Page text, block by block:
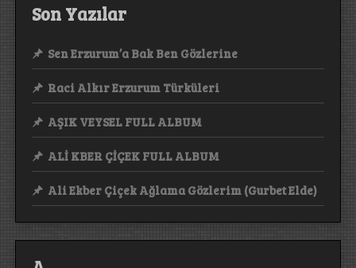
Son Yazılar
Sen Erzurum’a Bak Ben Gözlerine
Raci Alkır Erzurum Türküleri
AŞIK VEYSEL FULL ALBUM
ALİ KBER ÇİÇEK FULL ALBUM
Ali Ekber Çiçek Ağlama Gözlerim (Gurbet Elde)